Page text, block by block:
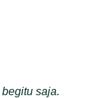
saja.